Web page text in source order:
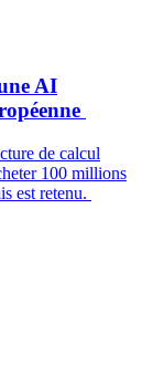
AI
de calcul
100 millions
est retenu.